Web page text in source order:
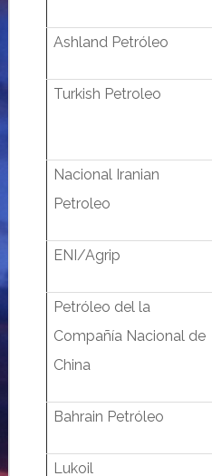
Ashland Petróleo
Turkish Petroleo
Nacional Iranian
Petroleo
ENI/Agrip
Petróleo del la
Compañía Nacional de
China
Bahrain Petróleo
Lukoil